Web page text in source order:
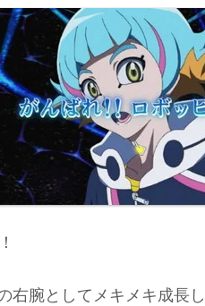
右腕としてメキメキ成長し